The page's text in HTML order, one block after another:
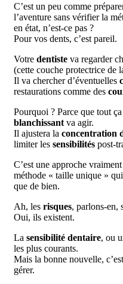
C’est un peu comme
l’aventure sans vérifier la
en état, n’est-ce pas ?
Pour vos dents, c’est pareil.
Votre dentiste va regarder
(cette couche protectrice de
Il va chercher d’éventuelles
restaurations comme des
Pourquoi ? Parce que tout
blanchissant va agir.
Il ajustera la concentration
limiter les sensibilités post-
C’est une approche vraiment
méthode « taille unique »
que de bien.
Ah, les risques, parlons-en,
Oui, ils existent.
La sensibilité dentaire, ou
les plus courants.
Mais la bonne nouvelle,
gérer.